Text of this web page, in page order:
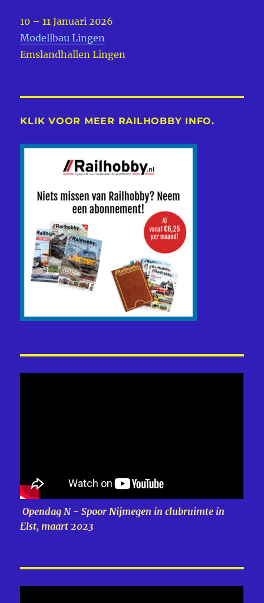
10 – 11 Januari 2026
Modellbau Lingen
Emslandhallen Lingen
KLIK VOOR MEER RAILHOBBY INFO.
Opendag N - Spoor Nijmegen in clubruimte in
Elst, maart 2023